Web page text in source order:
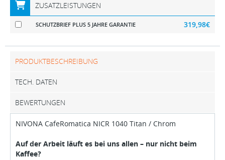
ZUSATZLEISTUNGEN
SCHUTZBRIEF PLUS 5 JAHRE GARANTIE 319,98€
PRODUKTBESCHREIBUNG
TECH. DATEN
BEWERTUNGEN
NIVONA CafeRomatica NICR 1040 Titan / Chrom
Auf der Arbeit läuft es bei uns allen – nur nicht beim
Kaffee?